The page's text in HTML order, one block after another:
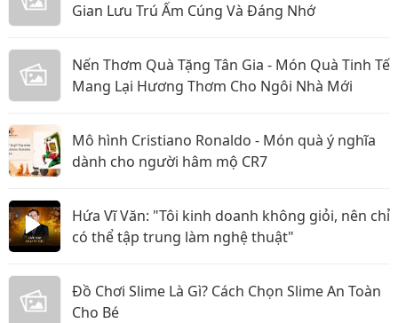
Gian Lưu Trú Ấm Cúng Và Đáng Nhớ
Nến Thơm Quà Tặng Tân Gia - Món Quà Tinh Tế
Mang Lại Hương Thơm Cho Ngôi Nhà Mới
Mô hình Cristiano Ronaldo - Món quà ý nghĩa
dành cho người hâm mộ CR7
Hứa Vĩ Văn: "Tôi kinh doanh không giỏi, nên chỉ
có thể tập trung làm nghệ thuật"
Đồ Chơi Slime Là Gì? Cách Chọn Slime An Toàn
Cho Bé